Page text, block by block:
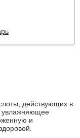
действующих в
увлажняющее
и